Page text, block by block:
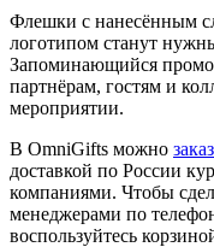
Флешки с нанесённым
логотипом станут
Запоминающийся
партнёрам, гостям и
мероприятии.
В OmniGifts можно
доставкой по России
компаниями. Чтобы
менеджерами по
воспользуйтесь